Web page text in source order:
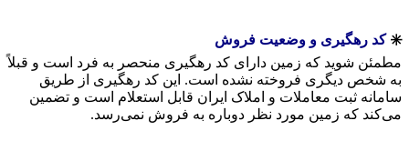
✳️ کد رهگیری و وضعیت فروش
مطمئن شوید که زمین دارای کد رهگیری منحصر به فرد است و قبلاً
به شخص دیگری فروخته نشده است. این کد رهگیری از طریق
سامانه ثبت معاملات و املاک ایران قابل استعلام است و تضمین
می‌کند که زمین مورد نظر دوباره به فروش نمی‌رسد.